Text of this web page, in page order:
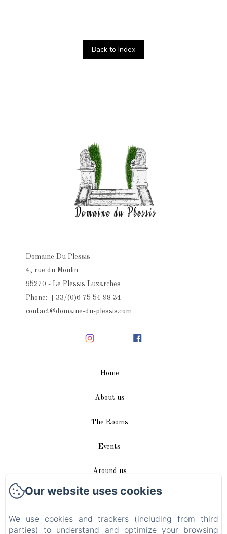
Back to Index
Domaine Du Plessis
4, rue du Moulin
95270 - Le Plessis Luzarches
Phone: +33/(0)6 75 54 98 34
contact@domaine-du-plessis.com
Home
About us
The Rooms
Events
Around us
Access / Contact
Plan du site
Our website uses cookies
We use cookies and trackers (including from third
parties) to understand and optimize your browsing